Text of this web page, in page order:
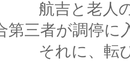
人の間には
第三者が調停
転びかけた